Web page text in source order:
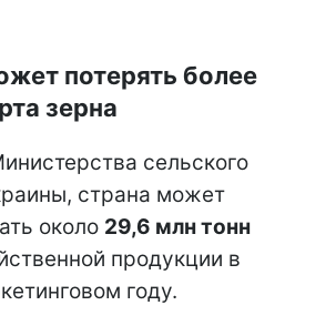
потерять более
зерна
сельского
страна может
около 29,6 млн тонн
продукции в
году.